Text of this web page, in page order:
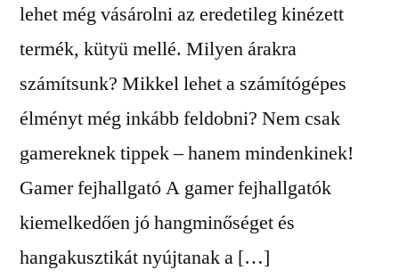
lehet még vásárolni az eredetileg kinézett
termék, kütyü mellé. Milyen árakra
számítsunk? Mikkel lehet a számítógépes
élményt még inkább feldobni? Nem csak
gamereknek tippek – hanem mindenkinek!
Gamer fejhallgató A gamer fejhallgatók
kiemelkedően jó hangminőséget és
hangakusztikát nyújtanak a […]